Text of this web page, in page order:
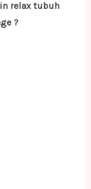
relax tubuh
?